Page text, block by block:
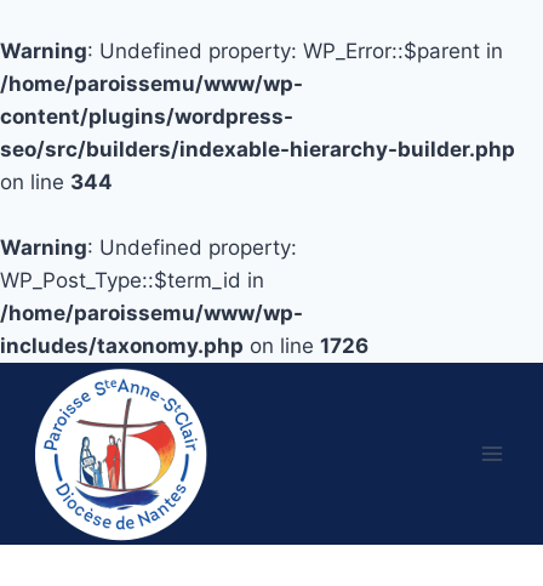
Warning: Undefined property: WP_Error::$parent in
/home/paroissemu/www/wp-
content/plugins/wordpress-
seo/src/builders/indexable-hierarchy-builder.php
on line 344
Warning: Undefined property:
WP_Post_Type::$term_id in
/home/paroissemu/www/wp-
includes/taxonomy.php on line 1726
contenu